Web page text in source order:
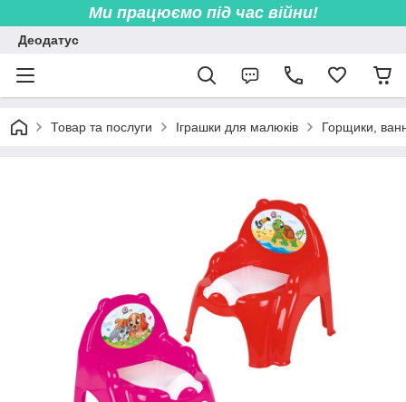
Ми працюємо під час війни!
Деодатус
Товар та послуги Іграшки для малюків Горщики,